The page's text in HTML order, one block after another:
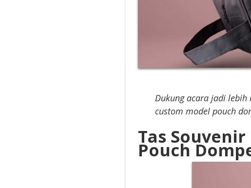
Dukung acara jadi lebih
custom model pouch
Tas
Pouch